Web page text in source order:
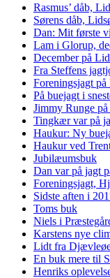
Rasmus’ dåb,
Sørens dåb,
Dan: Mit første
Lam i Glorup,
December på
Fra Steffens
Foreningsjagt
På buejagt i
Jimmy Runge
Tingkær var på
Haukur: Ny
Haukur ved
Jubilæumsbuk
Dan var på jagt
Foreningsjagt,
Sidste aften i
Toms buk
Niels i
Karstens nye
Lidt fra
En buk mere til
Henriks